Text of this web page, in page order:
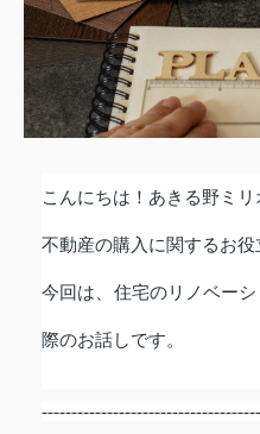
こんにちは！あきる野ミリ
不動産の購入に関するお役
今回は、住宅のリノベー
際のお話しです。